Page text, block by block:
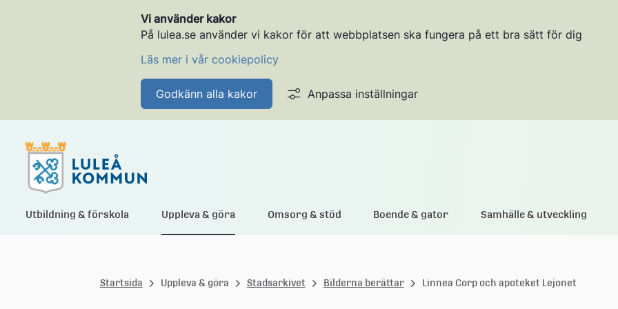
Vi använder kakor
På lulea.se använder vi kakor för att webbplatsen ska fungera på ett bra sätt för dig
Läs mer i vår cookiepolicy
Godkänn alla kakor Anpassa inställningar
L
Utbildning & förskola Uppleva & göra Omsorg & stöd Boende & gator Samhälle & utveckling
Startsida Uppleva & göra Stadsarkivet Bilderna berättar Linnea Corp och apoteket Lejonet